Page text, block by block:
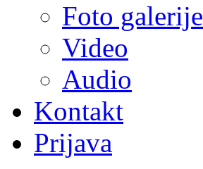
Foto galerije
Video
Audio
Kontakt
Prijava